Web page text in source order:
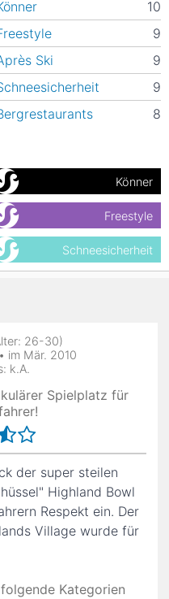
10
9
Ski
9
9
8
Könner
Freestyle
Schneesicherheit
26-30)
im Mär. 2010
k.A.
Spielplatz für
der super steilen
Highland Bowl
Respekt ein. Der
Village wurde für
Kategorien